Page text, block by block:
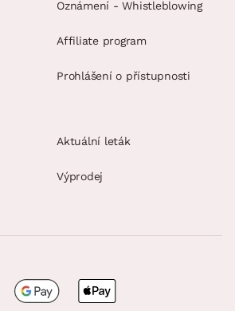
Oznámení - Whistleblowing
Affiliate program
Prohlášení o přístupnosti
Aktuální leták
Výprodej